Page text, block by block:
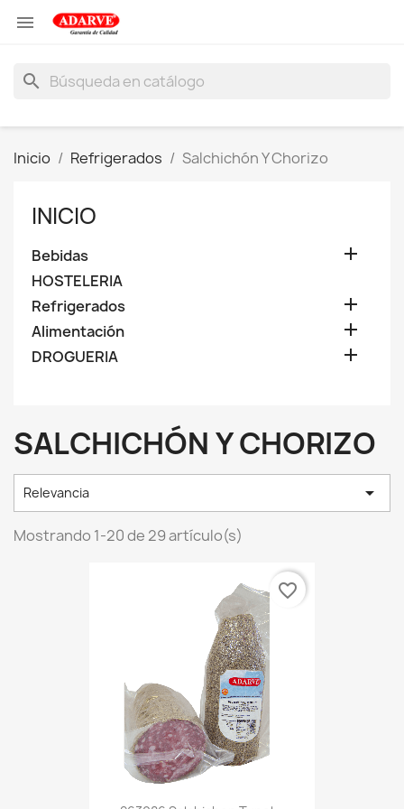

search
Inicio Refrigerados Salchichón Y Chorizo
INICIO
Bebidas 
HOSTELERIA
Refrigerados

Alimentación 
DROGUERIA 
SALCHICHÓN Y CHORIZO
Relevancia 
Mostrando 1-20 de 29 artículo(s)
favorite_border